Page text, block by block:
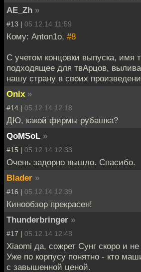
AE_Zh »
#13 | 05.12.14 11:59
Кому: Anton1o, #8
С учетом концовки выпуска, имя
подходящее для твАрцов,
нашу страну в своих
Onix »
#14 | 05.12.14 12:18
ДЮ, какой фирмы рубашка?
QoMSoL »
#15 | 05.12.14 12:33
Очень задорно вышло. Спасибо.
Blader »
#16 | 05.12.14 12:39
Кинообзор прекрасен!
Thunderbringer »
#17 | 05.12.14 12:48
Xiaomi да, сожрет Сунг скоро и
Уже по корпусу понятно - кто
с завышенной ценой.